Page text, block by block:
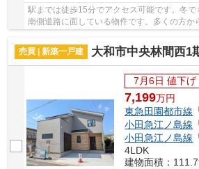
駅までは徒歩15分でアクセス可能です。冬
南側道路に面している物件です。多くの方か
売買 | 新築一戸建
大和市中央林間西1期
7月6日 値下げ
7,199万円
東急田園都市線
小田急江ノ島線
小田急江ノ島線
4LDK
建物面積：